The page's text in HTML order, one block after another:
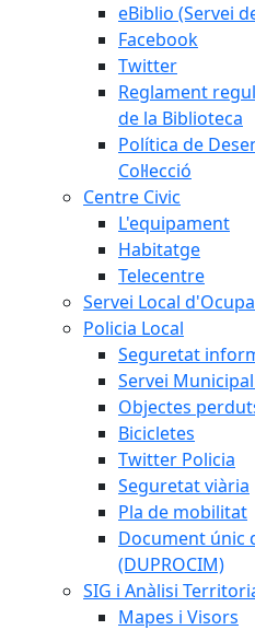
eBiblio (Servei
Facebook
Twitter
Reglament
de la Biblioteca
Política de
Col·lecció
Centre Civic
L'equipament
Habitatge
Telecentre
Servei Local
Policia Local
Seguretat
Servei
Objectes
Bicicletes
Twitter Policia
Seguretat viària
Pla de mobilitat
Document únic
(DUPROCIM)
SIG i Anàlisi
Mapes i Visors